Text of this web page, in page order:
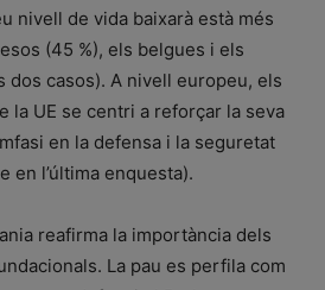
nivell de vida baixarà està més
(45 %), els belgues i els
dos casos). A nivell europeu, els
la UE se centri a reforçar la seva
en la defensa i la seguretat
en l’última enquesta).
reafirma la importància dels
La pau es perfila com